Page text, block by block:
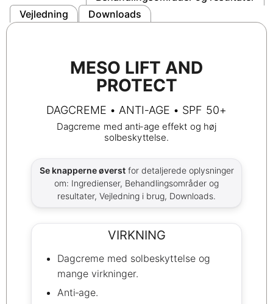
Vejledning
Downloads
MESO LIFT AND
PROTECT
DAGCREME • ANTI‑AGE • SPF 50+
Dagcreme med anti‑age effekt og høj
solbeskyttelse.
Se knapperne øverstfor detaljerede oplysninger
om: Ingredienser, Behandlingsområder og
resultater, Vejledning i brug, Downloads.
VIRKNING
Dagcreme med solbeskyttelse og
mange virkninger.
Anti‑age.